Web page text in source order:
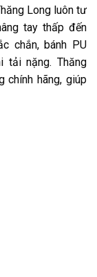
Long luôn tư
tay thấp đến
chắn, bánh PU
tải nặng. Thăng
chính hãng, giúp